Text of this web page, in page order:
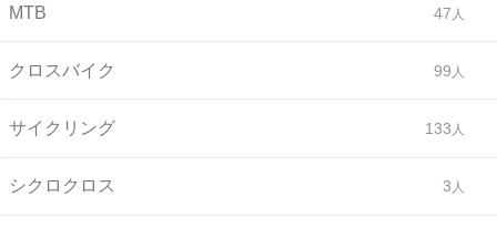
MTB 47
クロスバイク 99
サイクリング 133
シクロクロス 3